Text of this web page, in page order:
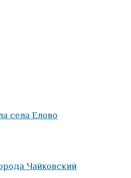
села Елово
Чайковский